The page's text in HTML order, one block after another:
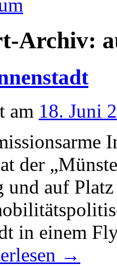
Archiv:
am 18. Juni
der
und auf
in einem
→